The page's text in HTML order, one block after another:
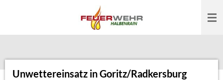
Unwettereinsatz in Goritz/Radkersburg